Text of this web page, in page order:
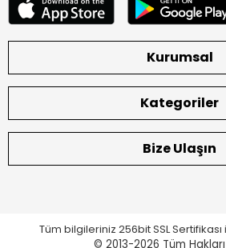
Kurumsal
Kategoriler
Bize Ulaşın
Tüm bilgileriniz 256bit SSL
© 2013-2026 Tüm Hakları